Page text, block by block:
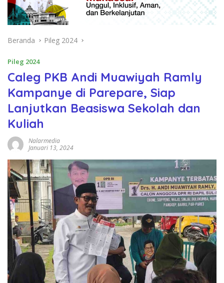
Beranda Pileg 2024
Pileg 2024
Caleg PKB Andi Muawiyah Ramly
Kampanye di Parepare, Siap
Lanjutkan Beasiswa Sekolah dan
Kuliah
Nalarmedia
Januari 13, 2024